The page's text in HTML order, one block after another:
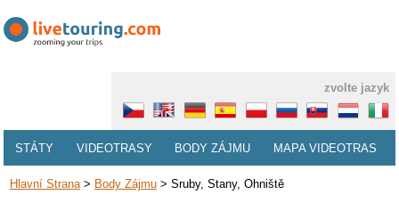
zvolte jazyk
STÁTY VIDEOTRASY BODY ZÁJMU MAPA VIDEOTRAS
Hlavní Strana> Body Zájmu> Sruby, Stany, Ohniště